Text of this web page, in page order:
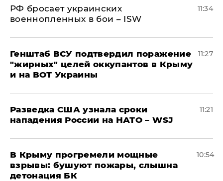
РФ бросает украинских
военнопленных в бои – ISW
11:34
Генштаб ВСУ подтвердил поражение
"жирных" целей оккупантов в Крыму
и на ВОТ Украины
11:27
Разведка США узнала сроки
нападения России на НАТО – WSJ
11:21
В Крыму прогремели мощные
взрывы: бушуют пожары, слышна
детонация БК
10:54